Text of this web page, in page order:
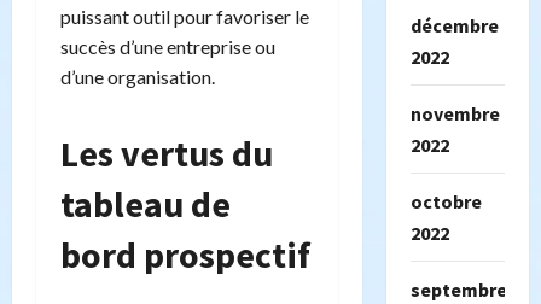
puissant outil pour favoriser le
succès d’une entreprise ou
d’une organisation.
Les vertus du
tableau de
bord prospectif
décembre
2022
novembre
2022
octobre
2022
septembre